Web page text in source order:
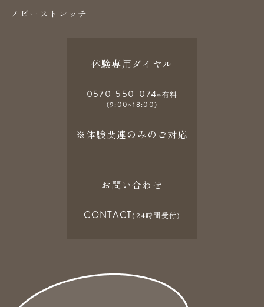
ノビーストレッチ
体験専用ダイヤル
0570-550-074※有料
(9:00~18:00)
※体験関連のみのご対応
お問い合わせ
CONTACT(24時間受付)